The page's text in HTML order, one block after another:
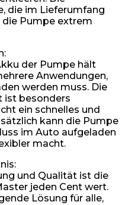
die im Lieferumfang
Pumpe extrem
der Pumpe hält
Anwendungen,
werden muss. Die
ist besonders
ein schnelles und
kann die Pumpe
im Auto aufgeladen
macht.
und Qualität ist die
jeden Cent wert.
Lösung für alle,